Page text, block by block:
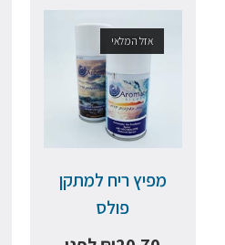
אזל המלאי
מפיץ ריח למתקן
פולס